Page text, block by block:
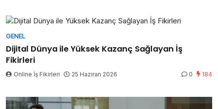
GENEL
Dijital Dünya ile Yüksek Kazanç Sağlayan İş
Fikirleri
Online İş Fikirleri 25 Haziran 2026 0 184